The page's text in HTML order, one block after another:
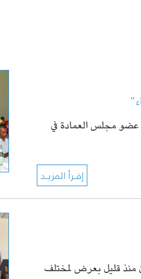
عضو مجلس العمادة في
منذ قليل بعرض لمختلف